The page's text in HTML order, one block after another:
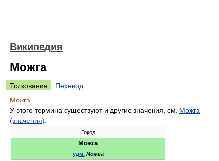
Википедия
Можга
Толкование
Перевод
Можга
У этого термина существуют и другие значения, см. Можга
(значения)
Город
Можга
удм. Можга